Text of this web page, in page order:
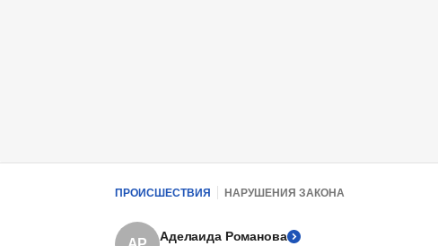
ПРОИСШЕСТВИЯ НАРУШЕНИЯ ЗАКОНА
Аделаида Романова